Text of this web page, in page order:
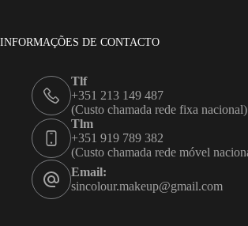
INFORMAÇÕES DE CONTACTO
Tlf
+351 213 149 487
(Custo chamada rede fixa nacional)
Tlm
+351 919 789 382
(Custo chamada rede móvel
Email:
sincolour.makeup@gmail.com